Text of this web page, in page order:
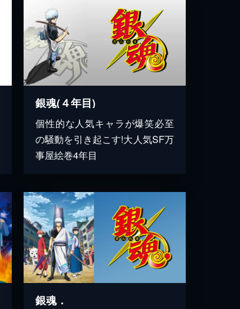
銀魂(４年目)
個性的な人気キャラが爆笑必至
の騒動を引き起こす!大人気SF万
事屋絵巻4年目
銀魂．